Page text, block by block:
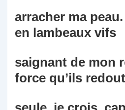
arracher ma
en lambeaux vifs
saignant de mon
force qu’ils